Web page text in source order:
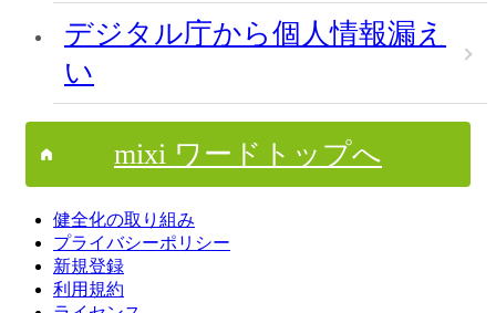
デジタル庁から個人情報漏え
い
mixi ワードトップへ
健全化の取り組み
プライバシーポリシー
新規登録
利用規約